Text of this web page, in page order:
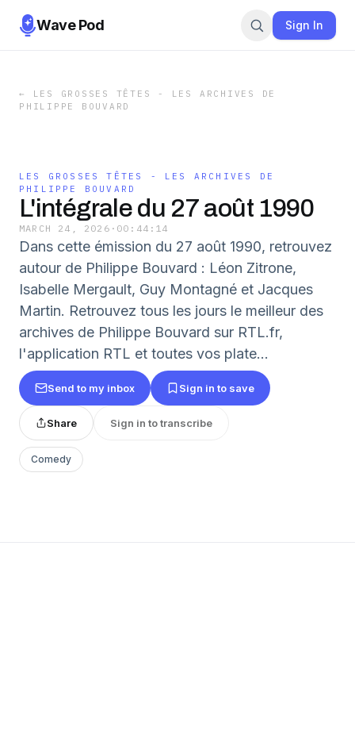
Wave Pod Sign In
←
LES GROSSES TÊTES - LES ARCHIVES DE
PHILIPPE BOUVARD
LES GROSSES TÊTES - LES ARCHIVES DE
PHILIPPE BOUVARD
L'intégrale du 27 août 1990
MARCH 24, 2026 · 00:44:14
Dans cette émission du 27 août 1990, retrouvez
autour de Philippe Bouvard : Léon Zitrone,
Isabelle Mergault, Guy Montagné et Jacques
Martin. Retrouvez tous les jours le meilleur des
archives de Philippe Bouvard sur RTL.fr,
l'application RTL et toutes vos plate...
Send to my inbox Sign in to save
Share Sign in to transcribe
Comedy